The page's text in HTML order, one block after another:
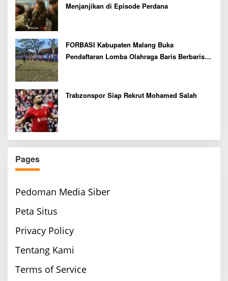
Menjanjikan di Episode Perdana
FORBASI Kabupaten Malang Buka
Pendaftaran Lomba Olahraga Baris Berbaris
Trabzonspor Siap Rekrut Mohamed Salah
Pages
Pedoman Media Siber
Peta Situs
Privacy Policy
Tentang Kami
Terms of Service